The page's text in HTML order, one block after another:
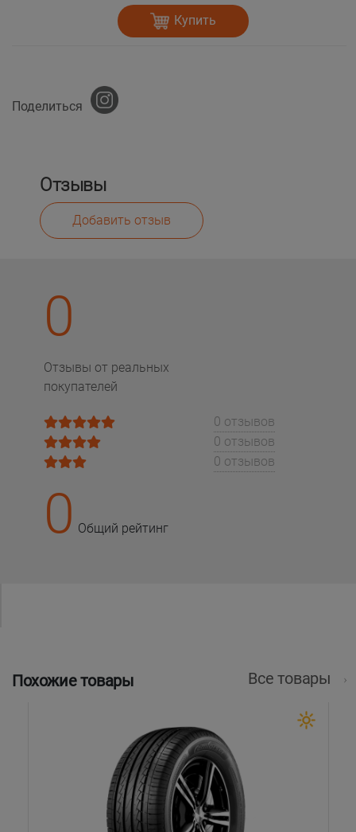
Купить
Поделиться
Отзывы
Добавить отзыв
0
Отзывы от реальных
покупателей
0 отзывов
0 отзывов
0 отзывов
0 Общий рейтинг
Похожие товары Все товары